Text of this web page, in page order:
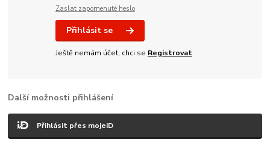
Zaslat zapomenuté heslo
Přihlásit se
Ještě nemám účet, chci se Registrovat
Další možnosti přihlášení
Přihlásit přes mojeID